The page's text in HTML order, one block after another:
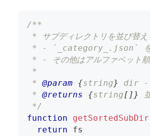
/**
* サブディレクトリを並び替え
* - `_category_.json` を含
* - その他はアルファベット順
*
* @param {string} dir -
* @returns {string[ ] }
*/
function
return fs